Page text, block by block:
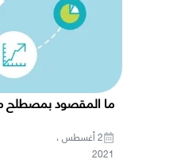
ما المقصود بمصطلح
2 أغسطس ،
2021